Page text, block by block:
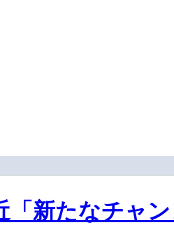
「新たなチャ